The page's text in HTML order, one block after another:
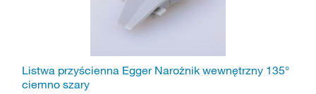
Listwa przyścienna Egger Narożnik wewnętrzny 135°
ciemno szary